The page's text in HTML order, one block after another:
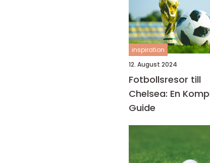
inspiration
12. August 2024
Fotbollsresor till
Chelsea: En
Guide